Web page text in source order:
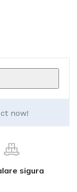
now!
sigura